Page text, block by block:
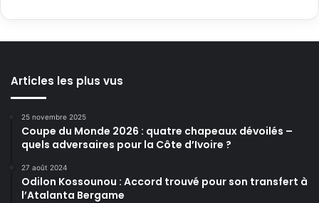
Articles les plus vus
25 novembre 2025
Coupe du Monde 2026 : quatre chapeaux dévoilés –
quels adversaires pour la Côte d’Ivoire ?
27 août 2024
Odilon Kossounou : Accord trouvé pour son transfert à
l’Atalanta Bergame